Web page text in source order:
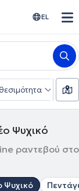
EL
Ψυχικό
ραντεβού στο
Ψυχικό